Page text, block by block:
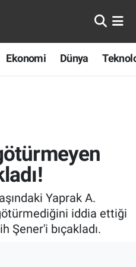
Ekonomi Dünya
Yaprak A.
iddia ettiği
Şener'i bıçakladı.
ve Fikstür